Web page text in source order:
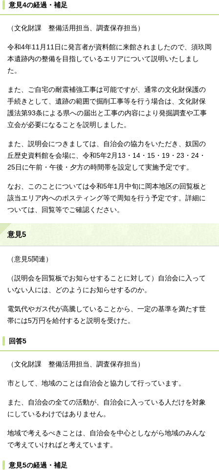
意見4の経過・補足
（文化財課 整備活用担当、調査保存担当）
令和4年11月11日に発言者が資料館に来館されましたので、須玖岡
本遺跡内の整備を目指しているエリアについて説明いたしまし
た。
また、ご自宅の耐震補強工事は可能ですが、通常の文化財保護の
手続きとして、遺跡の範囲で掘削工事等を行う場合は、文化財保
護法第93条による県への届出と工事の内容により発掘調査や工事
立会が必要になることを説明しました。
また、説明会につきましては、自治会の協力をいただき、奴国の
丘歴史資料館を会場に、令和5年2月13・14・15・19・23・24・
25日に午前・午後・夕方の時間帯を設定して実施予定です。
なお、このことについては令和5年1月中旬に岡本地区の回覧板と
該当エリア内へのポスティング等で周知を行う予定です。詳細に
ついては、回覧等でご確認ください。
意見5
（意見5関連）
（説明会を回覧板でお知らせすることに対して）自治会に入って
いない人には、どのようにお知らせするのか。
電気代やガス代が高騰していることから、一定の基準を満たす世
帯には5万円を給付すると説明を受けた。
回答5
（文化財課 整備活用担当、調査保存担当）
市として、地域のことは自治会と協力して行っています。
また、自治会の全ての活動が、自治会に入っている人だけを対象
にしているわけではありません。
地域で考えるべきことは、自治会を中心としながら地域のみんな
で考えていければと考えています。
意見5の経過・補足